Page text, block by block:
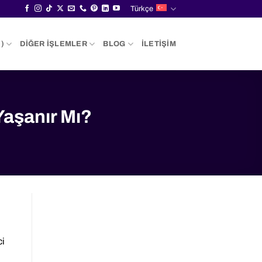
Türkçe
DIĞER İŞLEMLER BLOG İLETIŞIM
Mı?